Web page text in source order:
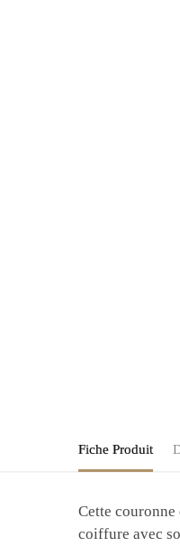
Fiche Produit
Cette couronne
coiffure avec